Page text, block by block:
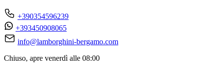
+390354596239
+393450908065
info@lamborghini-bergamo.com
Chiuso, apre venerdì alle 08:00